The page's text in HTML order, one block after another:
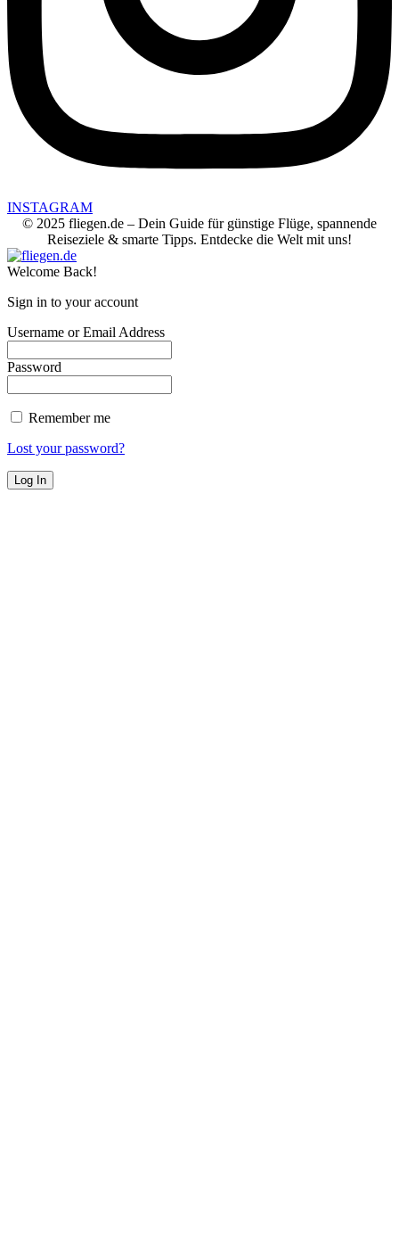
INSTAGRAM
© 2025 fliegen.de – Dein Guide für günstige Flüge, spannende
Reiseziele & smarte Tipps. Entdecke die Welt mit uns!
Welcome Back!
Sign in to your account
Username or Email Address
Password
Remember me
Lost your password?